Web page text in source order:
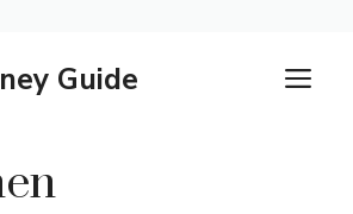
Guide